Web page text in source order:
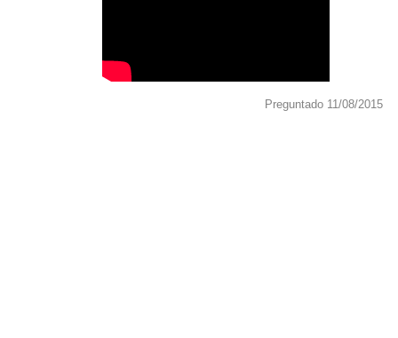
Preguntado 11/08/2015